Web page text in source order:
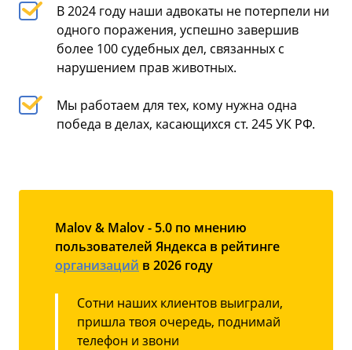
В 2024 году наши адвокаты не потерпели ни
одного поражения, успешно завершив
более 100 судебных дел, связанных с
нарушением прав животных.
Мы работаем для тех, кому нужна одна
победа в делах, касающихся ст. 245 УК РФ.
Malov & Malov - 5.0 по мнению
пользователей Яндекса в рейтинге
организаций в 2026 году
Сотни наших клиентов выиграли,
пришла твоя очередь, поднимай
телефон и звони